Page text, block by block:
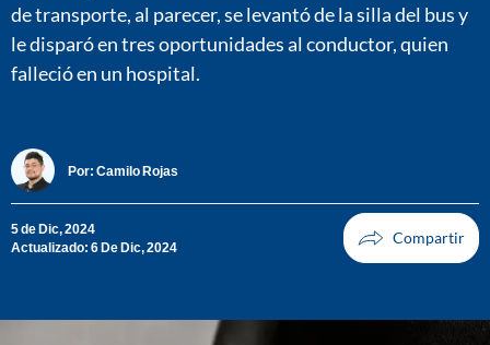
de transporte, al parecer, se levantó de la silla del bus y
le disparó en tres oportunidades al conductor, quien
falleció en un hospital.
Por: Camilo Rojas
5 de Dic, 2024
Actualizado: 6 De Dic, 2024